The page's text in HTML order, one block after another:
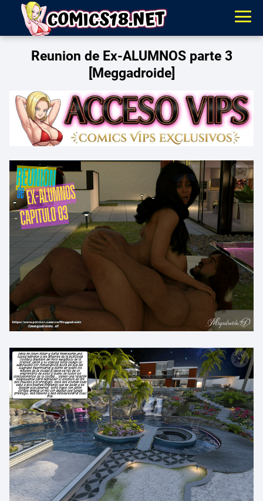
Reunion de Ex-ALUMNOS parte 3
[Meggadroide]